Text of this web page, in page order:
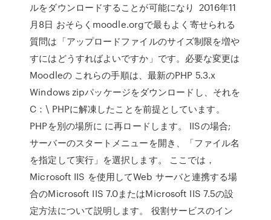
ルをダウンロードすることが可能になり 2016年11
月8日 おそらくmoodle.orgで最もよく寄せられる
質問は「アップロードファイルのサイズ制限を増や
すにはどうすればよいですか」です。必要な変更は
Moodleの これらの手順は、最新のPHP 5.3.x
Windows zipパッケージをダウンロードし、それを
C：\ PHPに解凍したことを前提としています。
PHPを別の場所に に再ロードします。 IISの場合;
サーバーのスタートメニューを開き、「ファイル名
を指定して実行」を選択します。 ここでは，
Microsoft IIS を使用してWeb サーバと連携する場
合のMicrosoft IIS 7.0またはMicrosoft IIS 7.5の設
定方法について説明します。 役割サービスのイン